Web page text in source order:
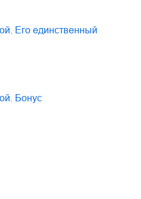
Его единственный
Бонус